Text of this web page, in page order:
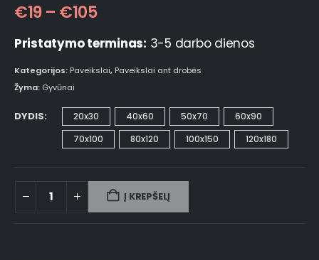
€19 – €105
Pristatymo terminas: 3-5 darbo dienos
Kategorijos: Paveikslai, Paveikslai ant drobės
Žyma: Gyvūnai
DYDIS 20x30 40x60 50x70
60x90
70x100
80x120 100x150 120x180
Į KREPŠELĮ